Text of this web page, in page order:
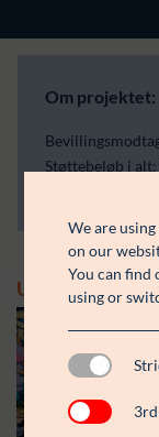
Om projektet:
Støttebeløb i alt:
Uddelinger
We are
on our
You can find
using or